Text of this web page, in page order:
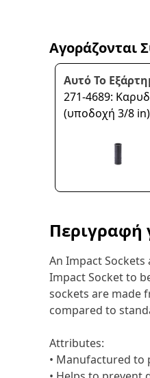
Αγοράζονται
Αυτό Το
271-4689:
(υποδοχή 3/8 in)
Περιγραφή
An Impact
Impact Socket to
sockets are made
compared to
Attributes:
• Manufactured